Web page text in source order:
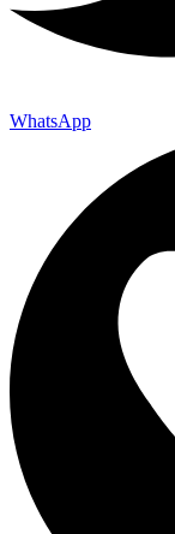
WhatsApp